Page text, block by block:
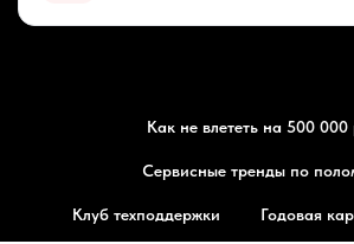
Как не влететь на 500 000
Сервисные тренды по
Клуб техподдержки Годовая